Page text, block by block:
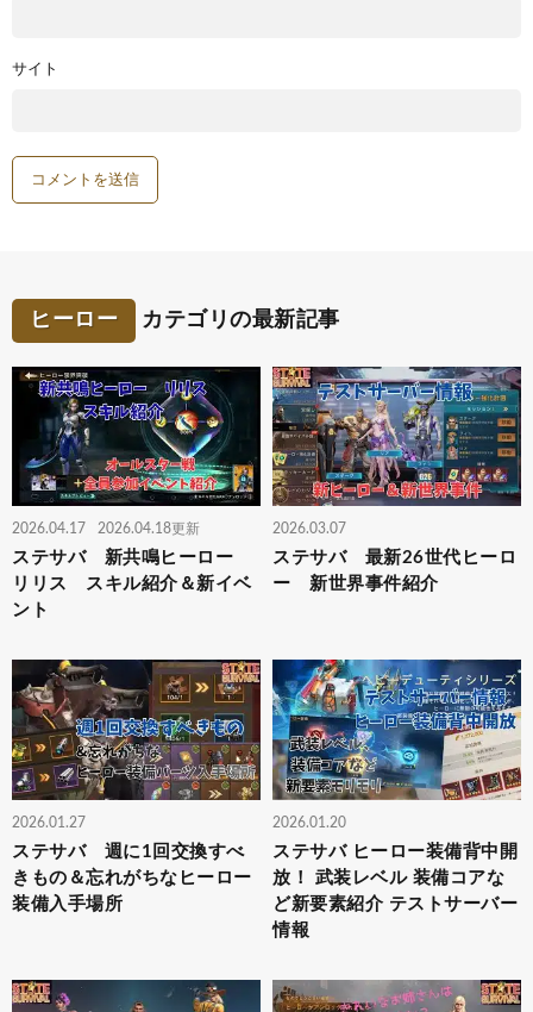
サイト
ヒーロー カテゴリの最新記事
2026.04.17 2026.04.18更新
ステサバ 新共鳴ヒーロー
リリス スキル紹介＆新イベ
ント
2026.03.07
ステサバ 最新26世代ヒーロ
ー 新世界事件紹介
2026.01.27
ステサバ 週に1回交換すべ
きもの＆忘れがちなヒーロー
装備入手場所
2026.01.20
ステサバ ヒーロー装備背中開
放！ 武装レベル 装備コアな
ど新要素紹介 テストサーバー
情報